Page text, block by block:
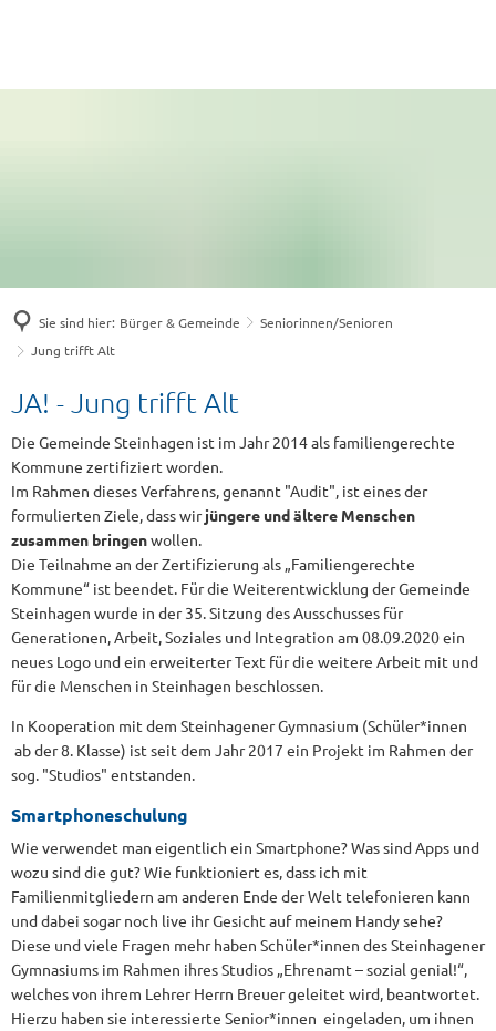
Sie sind hier: Bürger & Gemeinde
Seniorinnen/Senioren
Jung trifft Alt
Jung
trifft
Alt
JA! - Jung trifft Alt
Die Gemeinde Steinhagen ist im Jahr 2014 als familiengerechte
Kommune zertifiziert worden.
Im Rahmen dieses Verfahrens, genannt "Audit", ist eines der
formulierten Ziele, dass wirjüngere und ältere Menschen
zusammen bringenwollen.
Die Teilnahme an der Zertifizierung als „Familiengerechte
Kommune“ ist beendet. Für die Weiterentwicklung der Gemeinde
Steinhagen wurde in der 35. Sitzung des Ausschusses für
Generationen, Arbeit, Soziales und Integration am 08.09.2020 ein
neues Logo und ein erweiterter Text für die weitere Arbeit mit und
für die Menschen in Steinhagen beschlossen.
In Kooperation mit dem Steinhagener Gymnasium (Schüler*innen
ab der 8. Klasse) ist seit dem Jahr 2017 ein Projekt im Rahmen der
sog. "Studios" entstanden.
Smartphoneschulung
Wie verwendet man eigentlich ein Smartphone? Was sind Apps und
wozu sind die gut? Wie funktioniert es, dass ich mit
Familienmitgliedern am anderen Ende der Welt telefonieren kann
und dabei sogar noch live ihr Gesicht auf meinem Handy sehe?
Diese und viele Fragen mehr haben Schüler*innen des Steinhagener
Gymnasiums im Rahmen ihres Studios „Ehrenamt – sozial genial!“,
welches von ihrem Lehrer Herrn Breuer geleitet wird, beantwortet.
Hierzu haben sie interessierte Senior*innen eingeladen, um ihnen